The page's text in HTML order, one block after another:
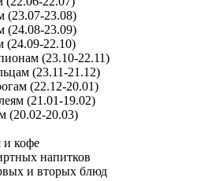
(23.07-23.08)
(24.08-23.09)
(24.09-22.10)
(23.10-22.11)
(23.11-21.12)
(22.12-20.01)
(21.01-19.02)
(20.02-20.03)
и кофе
напитков
и вторых блюд